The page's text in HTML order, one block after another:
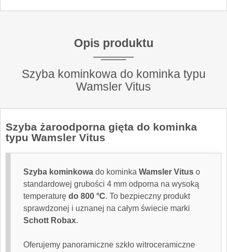
Opis produktu
Szyba kominkowa do kominka typu
Wamsler Vitus
Szyba żaroodporna gięta do kominka
typu Wamsler Vitus
Szyba kominkowa do kominka Wamsler Vitus o
standardowej grubości 4 mm odporna na wysoką
temperaturę do 800 °C. To bezpieczny produkt
sprawdzonej i uznanej na całym świecie marki
Schott Robax.
Oferujemy panoramiczne szkło witroceramiczne